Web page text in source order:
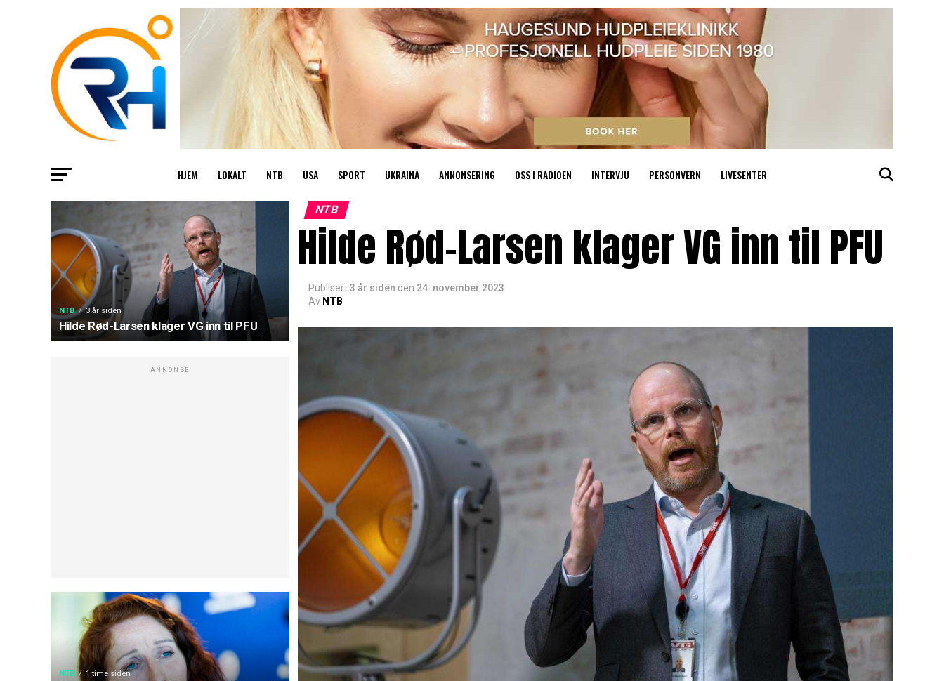
HJEM LOKALT NTB USA SPORT UKRAINA ANNONSERING OSS I RADIOEN INTERVJU PERSONVERN LIVESENTER
NTB 3 år siden
Hilde Rød-Larsen klager VG inn til PFU
ANNONSE
NTB 1 time siden
NTB
Hilde Rød-Larsen klager VG inn til PFU
Publisert3 år siden den 24. november 2023
Av NTB